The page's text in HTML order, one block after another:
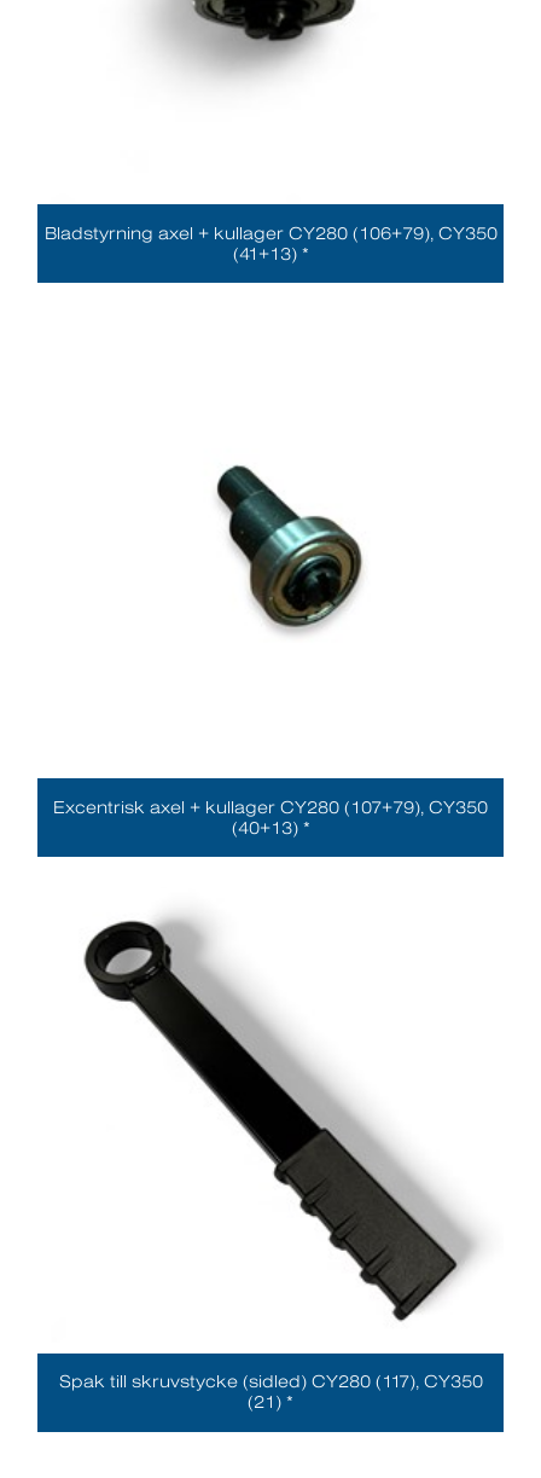
Bladstyrning axel + kullager CY280 (106+79), CY350
(41+13) *
Excentrisk axel + kullager CY280 (107+79), CY350
(40+13) *
Spak till skruvstycke (sidled) CY280 (117), CY350
(21) *